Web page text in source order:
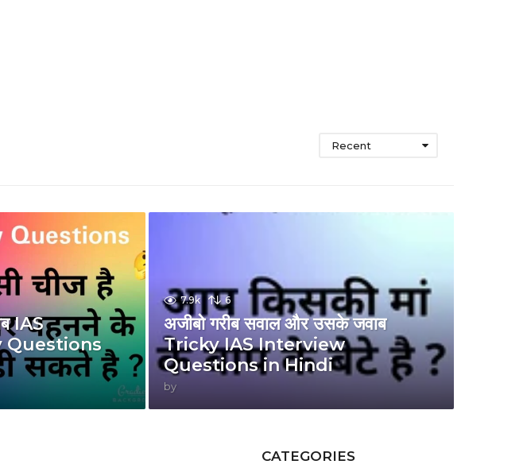
Recent
IAS
Questions
7.9k 6
अजीबो गरीब सवाल और उसके जवाब
Tricky IAS Interview
Questions in Hindi
by
CATEGORIES